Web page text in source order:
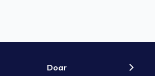
Doar